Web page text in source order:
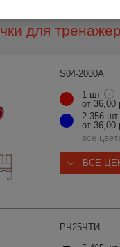
для
S04-2000A
1 шт i
от 36,00
2 356 шт
от 36,00
все
ВСЕ
РЧ25ЧТИ